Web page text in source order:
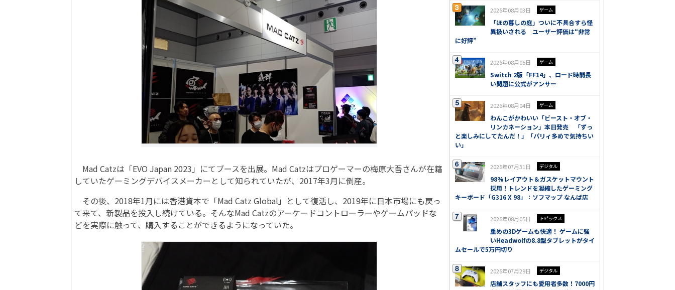
Mad Catzは「EVO Japan 2023」にてブースを出展。Mad Catzはプロゲーマーの梅原大吾さんが在籍
していたゲーミングデバイスメーカーとして知られていたが、2017年3月に倒産。
その後、2018年1月には香港資本で「Mad Catz Global」として復活し、2019年に日本市場にも戻っ
て来て、新製品を投入し続けている。そんなMad Catzのアーケードコントローラーやゲームパッドな
どを実際に触って、購入することができるようになっていた。
2026年08月03日 ゲーム
「ほの暮しの庭」ついに不具合すら怪
異扱いされる ユーザー評価は“非常
に好評”
2026年08月05日 ゲーム
Switch 2版「FF14」、ロード時間長
い問題に公式がアンサー
2026年08月04日 ゲーム
わんこがかわいい「ビースト・オブ・
リンカネーション」本日発売 「ずっ
と楽しみにしてたんだ！」「パリィ多めで気持ちい
い」
2026年07月31日 デジタル
98%レイアウト＆ガスケットマウント
採用！トレンドを凝縮したゲーミング
キーボード「G316 X 98」：ソフマップ なんば店
2026年08月05日 トピックス
重めの3Dゲームも快適！ ゲームに強
いHeadwolfの8.8型タブレットがタイ
ムセールで5万円切り
2026年07月29日 デジタル
店舗スタッフにも愛用者多数！7000円